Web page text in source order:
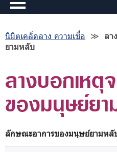
นิมิตเคล็ดลาง ความเชื่อ ≫ ลา
ยามหลับ
ลางบอกเหตุ
ของมนุษย์ย
ลักษณะอาการของมนุษย์ยามหลั